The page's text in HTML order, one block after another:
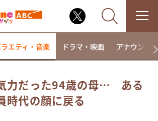
の過ぎるTV
エティ・音楽 ドラマ・映画 アナウンサー
力だった94歳の母… ある
時代の顔に戻る